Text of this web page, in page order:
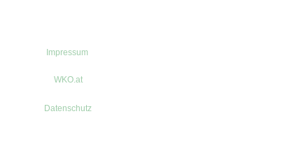
Impressum
WKO.at
Datenschutz